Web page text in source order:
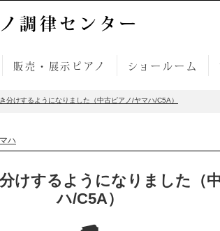
調律センター
販売・展示ピアノ ショールーム
分けするようになりました（中古ピアノ/ヤマハ/C5A）
ハ
けするようになりました（
ハ/C5A）